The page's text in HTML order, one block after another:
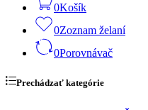
0Košík
0Zoznam želaní
0Porovnávač
Prechádzať kategórie